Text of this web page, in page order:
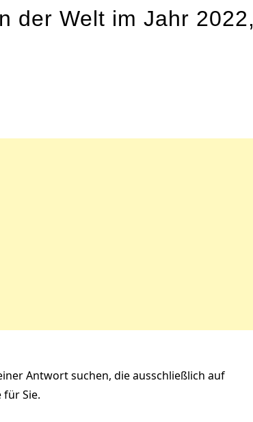
der Welt im Jahr 2022,
Antwort suchen, die ausschließlich auf
Sie.